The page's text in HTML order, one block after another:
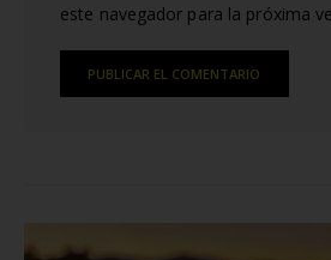
este navegador para la próxima
RELATEDPOSTS